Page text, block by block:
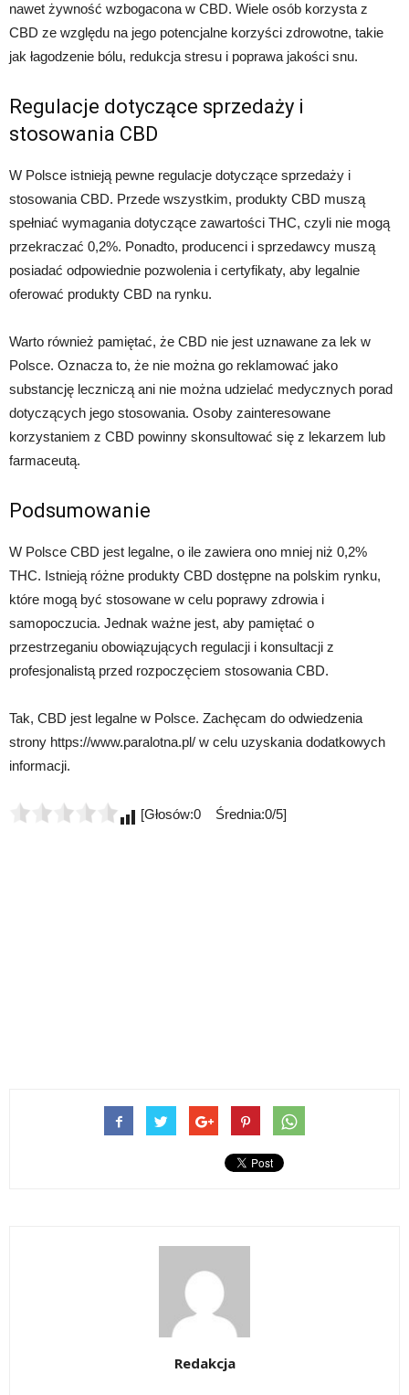
nawet żywność wzbogacona w CBD. Wiele osób korzysta z
CBD ze względu na jego potencjalne korzyści zdrowotne, takie
jak łagodzenie bólu, redukcja stresu i poprawa jakości snu.
Regulacje dotyczące sprzedaży i
stosowania CBD
W Polsce istnieją pewne regulacje dotyczące sprzedaży i
stosowania CBD. Przede wszystkim, produkty CBD muszą
spełniać wymagania dotyczące zawartości THC, czyli nie mogą
przekraczać 0,2%. Ponadto, producenci i sprzedawcy muszą
posiadać odpowiednie pozwolenia i certyfikaty, aby legalnie
oferować produkty CBD na rynku.
Warto również pamiętać, że CBD nie jest uznawane za lek w
Polsce. Oznacza to, że nie można go reklamować jako
substancję leczniczą ani nie można udzielać medycznych porad
dotyczących jego stosowania. Osoby zainteresowane
korzystaniem z CBD powinny skonsultować się z lekarzem lub
farmaceutą.
Podsumowanie
W Polsce CBD jest legalne, o ile zawiera ono mniej niż 0,2%
THC. Istnieją różne produkty CBD dostępne na polskim rynku,
które mogą być stosowane w celu poprawy zdrowia i
samopoczucia. Jednak ważne jest, aby pamiętać o
przestrzeganiu obowiązujących regulacji i konsultacji z
profesjonalistą przed rozpoczęciem stosowania CBD.
Tak, CBD jest legalne w Polsce. Zachęcam do odwiedzenia
strony https://www.paralotna.pl/ w celu uzyskania dodatkowych
informacji.
[Głosów:0 Średnia:0/5]
Redakcja